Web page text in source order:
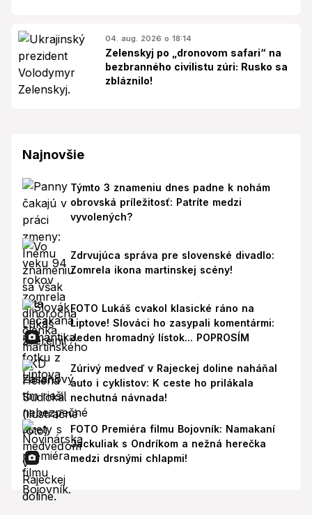
04. aug. 2026 o 18:14
Zelenskyj po „dronovom safari“ na
bezbranného civilistu zúri: Rusko sa
zbláznilo!
Najnovšie
Týmto 3 znameniu dnes padne k nohám
obrovská príležitosť: Patríte medzi
vyvolených?
Zdrvujúca správa pre slovenské divadlo:
Zomrela ikona martinskej scény!
FOTO Lukáš cvakol klasické ráno na
Liptove! Slováci ho zasypali komentármi:
Jeden hromadný lístok... POPROSÍM
Zúrivý medveď v Rajeckej doline naháňal
auto i cyklistov: K ceste ho prilákala
nechutná návnada!
FOTO Premiéra filmu Bojovník: Namakaní
Jackuliak s Ondríkom a nežná herečka
medzi drsnými chlapmi!